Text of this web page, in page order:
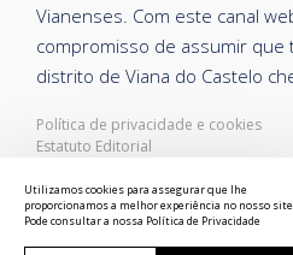
Política de privacidade e cookies
Estatuto Editorial
Vianenses. Com este canal
compromisso de assumir que
distrito de Viana do Castelo
Utilizamos cookies para assegurar que lhe
proporcionamos a melhor experiência no nosso
Pode consultar a nossa Política de Privacidade